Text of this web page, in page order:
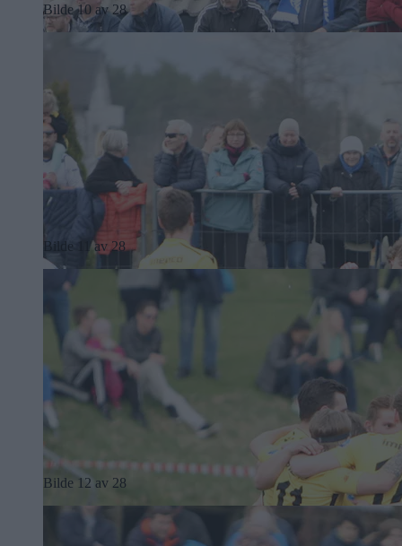
Bilde 10 av 28
Bilde 11 av 28
Bilde 12 av 28